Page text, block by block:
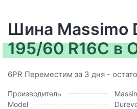
Шина Massimo
195/60 R16C в
6PR Переместим за 3 дня -
Производитель
Model